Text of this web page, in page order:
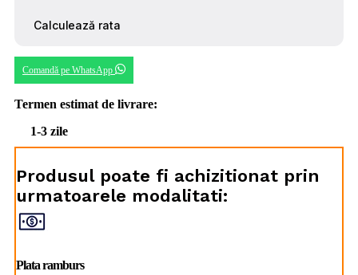
Comandă pe WhatsApp
Termen estimat de livrare:
1-3 zile
Produsul poate fi achizitionat prin
urmatoarele modalitati:
Plata ramburs